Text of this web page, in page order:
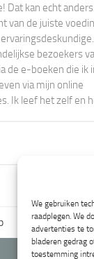
We gebruiken
raadplegen. We
advertenties te
bladeren gedrag
toestemming
kan echt
van de juiste
bezoekers
de e-boeken die ik
via mijn online
Ik leef het zelf en
Voorwaarden